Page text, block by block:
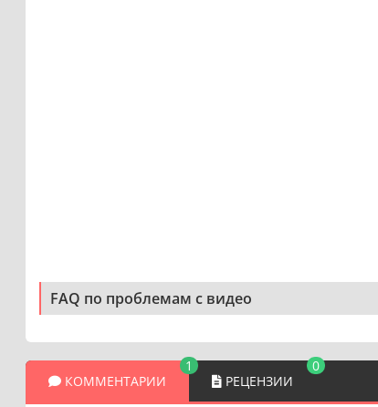
FAQ по проблемам с видео
КОММЕНТАРИИ
1
РЕЦЕНЗИИ
0